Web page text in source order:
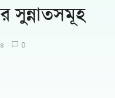
সুন্নাতসমূহ
0